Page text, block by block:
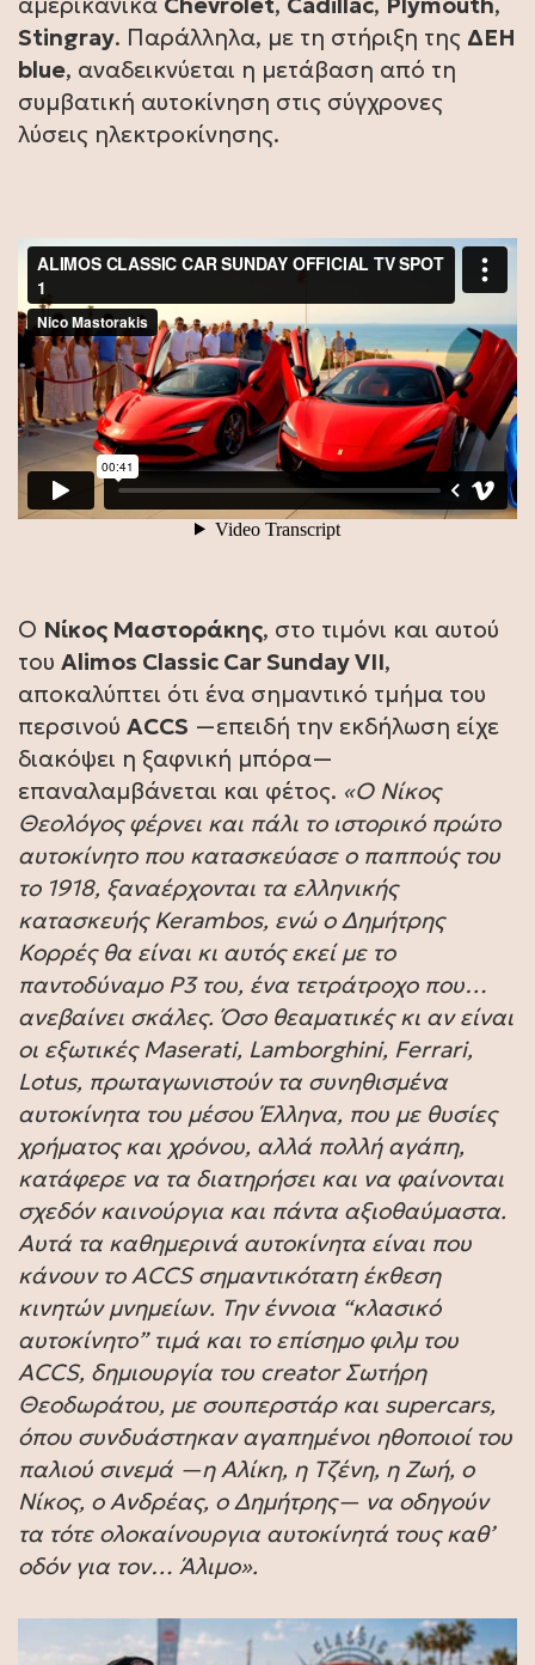
Stingray. Παράλληλα, με τη στήριξη της ΔΕΗ
blue, αναδεικνύεται η μετάβαση από τη
συμβατική αυτοκίνηση στις σύγχρονες
λύσεις ηλεκτροκίνησης.
Ο Νίκος Μαστοράκης, στο τιμόνι και αυτού
του Alimos Classic Car SundayVII,
αποκαλύπτει ότι ένα σημαντικό τμήμα του
περσινού ACCS —επειδή την εκδήλωση είχε
διακόψει η ξαφνική μπόρα—
επαναλαμβάνεται και φέτος. «Ο Νίκος
Θεολόγος φέρνει και πάλι το ιστορικό πρώτο
αυτοκίνητο που κατασκεύασε ο παππούς του
το 1918, ξαναέρχονται τα ελληνικής
κατασκευής Kerambos, ενώ ο Δημήτρης
Κορρές θα είναι κι αυτός εκεί με το
παντοδύναμο Ρ3 του, ένα τετράτροχο που…
ανεβαίνει σκάλες. Όσο θεαματικές κι αν είναι
οι εξωτικές Maserati, Lamborghini, Ferrari,
Lotus, πρωταγωνιστούν τα συνηθισμένα
αυτοκίνητα του μέσου Έλληνα, που με θυσίες
χρήματος και χρόνου, αλλά πολλή αγάπη,
κατάφερε να τα διατηρήσει και να φαίνονται
σχεδόν καινούργια και πάντα αξιοθαύμαστα.
Αυτά τα καθημερινά αυτοκίνητα είναι που
κάνουν το ACCS σημαντικότατη έκθεση
κινητών μνημείων. Την έννοια “κλασικό
αυτοκίνητο” τιμά και το επίσημο φιλμ του
ACCS, δημιουργία του creator Σωτήρη
Θεοδωράτου, με σουπερστάρ και supercars,
όπου συνδυάστηκαν αγαπημένοι ηθοποιοί του
παλιού σινεμά —η Αλίκη, η Τζένη, η Ζωή, ο
Νίκος, ο Ανδρέας, ο Δημήτρης— να οδηγούν
τα τότε ολοκαίνουργια αυτοκίνητά τους καθ’
οδόν για τον… Άλιμο».